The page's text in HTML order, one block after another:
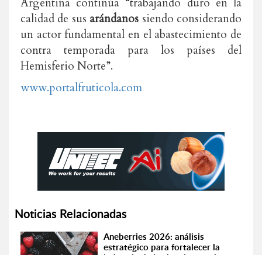
calidad de sus arándanos siendo considerando
un actor fundamental en el abastecimiento de
contra temporada para los países del
Hemisferio Norte”.
www.portalfruticola.com
Noticias Relacionadas
Aneberries 2026: análisis
estratégico para fortalecer la